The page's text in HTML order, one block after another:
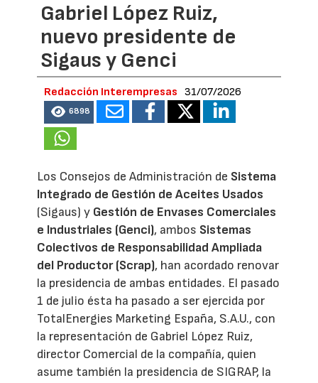
Gabriel López Ruiz,
nuevo presidente de
Sigaus y Genci
Redacción Interempresas 31/07/2026
6898
Los Consejos de Administración de Sistema
Integrado de Gestión de Aceites Usados
(Sigaus) y Gestión de Envases Comerciales
e Industriales (Genci), ambos Sistemas
Colectivos de Responsabilidad Ampliada
del Productor (Scrap), han acordado renovar
la presidencia de ambas entidades. El pasado
1 de julio ésta ha pasado a ser ejercida por
TotalEnergies Marketing España, S.A.U., con
la representación de Gabriel López Ruiz,
director Comercial de la compañía, quien
asume también la presidencia de SIGRAP, la